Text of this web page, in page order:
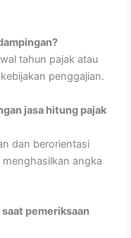
tahun pajak atau
penggajian.
jasa hitung pajak
dan berorientasi
angka
pemeriksaan